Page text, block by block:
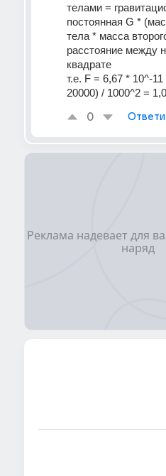
телами =
постоянная G *
тела * масса
расстояние между
квадрате
т.е. F = 6,67 * 10^-
20000) / 1000^2 =
0